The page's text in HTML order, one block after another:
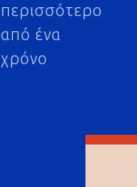
περισσότερο
από ένα
χρόνο